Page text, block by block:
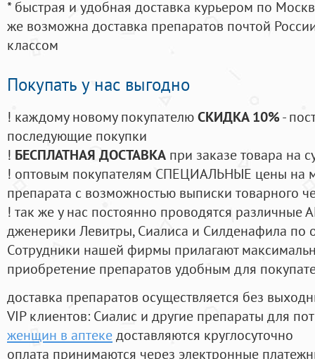
* быстрая и удобная доставка курьером по
же возможна доставка препаратов почтой
классом
Покупать у нас выгодно
! каждому новому покупателюСКИДКА 10%-
последующие покупки
! БЕСПЛАТНАЯ ДОСТАВКА при заказе товара на
! оптовым покупателям СПЕЦИАЛЬНЫЕ цены на
препарата с возможностью выписки товарного
! так же у нас постоянно проводятся
дженерики Левитры, Сиалиса и Силденафила по
Cотрудники нашей фирмы прилагают
приобретение препаратов удобным для
доставка препаратов осуществляется без
VIP клиентов: Сиалис и другие препараты для
женщин в аптекедоставляются круглосуточно
оплата принимаются через электронные